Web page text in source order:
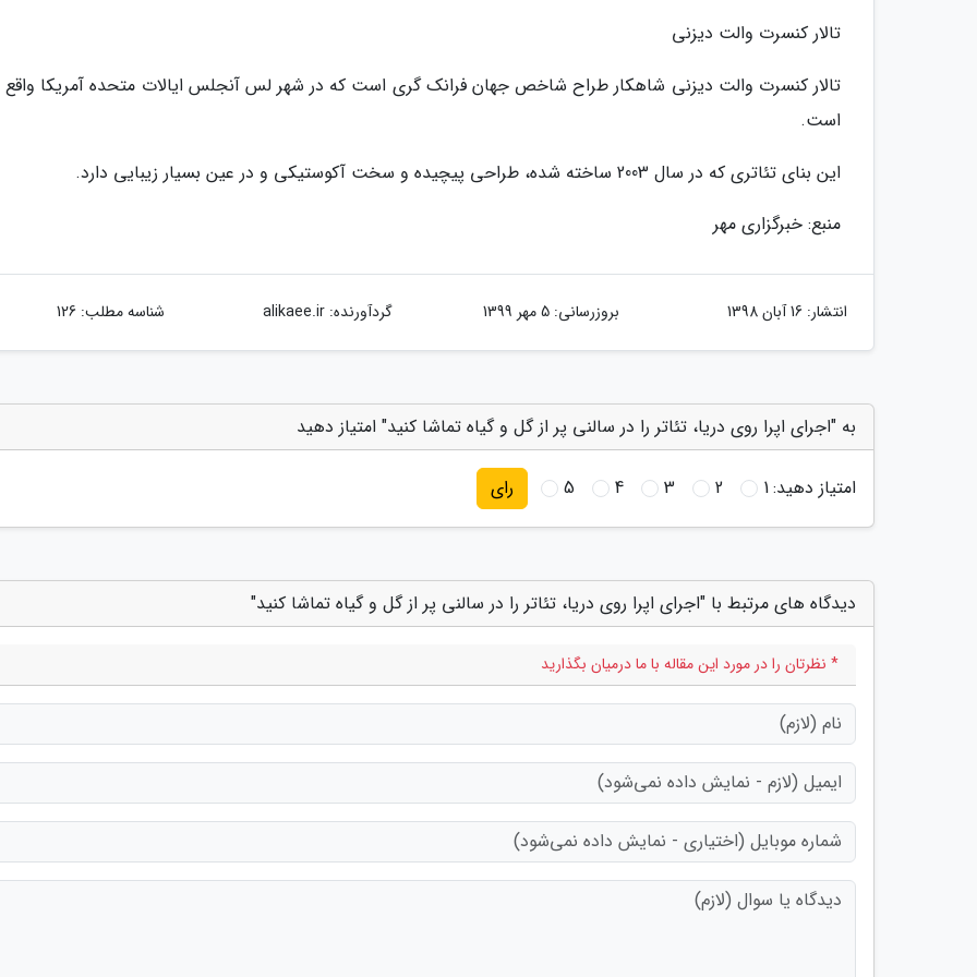
تالار کنسرت والت دیزنی
تالار کنسرت والت دیزنی شاهکار طراح شاخص جهان فرانک گری است که در شهر لس آنجلس ایالات متحده آمریکا
است.
این بنای تئاتری که در سال 2003 ساخته شده، طراحی پیچیده و سخت آکوستیکی و در عین بسیار زیبایی دارد.
منبع: خبرگزاری مهر
انتشار: 16 آبان 1398 بروزرسانی: 5 مهر 1399 گردآورنده:alikaee.ir شناسه مطلب: 126
به "اجرای اپرا روی دریا، تئاتر را در سالنی پر از گل و گیاه تماشا کنید" امتیاز دهید
امتیاز دهید:1
2
3
4
5 رای
دیدگاه های مرتبط با "اجرای اپرا روی دریا، تئاتر را در سالنی پر از گل و گیاه تماشا کنید"
* نظرتان را در مورد این مقاله با ما درمیان بگذارید